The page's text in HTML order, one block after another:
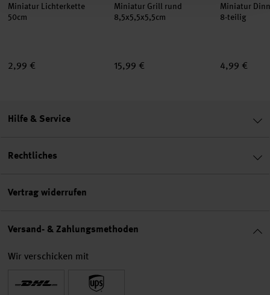
Miniatur Lichterkette
50cm
2,99 €
Miniatur Grill rund
8,5x5,5x5,5cm
15,99 €
Miniatur
8-teilig
4,99 €
Hilfe & Service
Rechtliches
Vertrag widerrufen
Versand- & Zahlungsmethoden
Wir verschicken mit